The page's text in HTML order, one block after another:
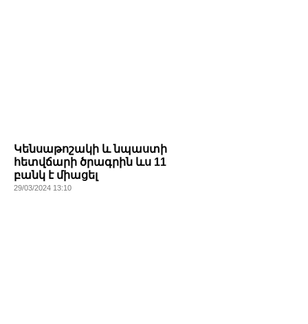
Կենսաթոշակի և նպաստի
հետվճարի ծրագրին ևս 11
բանկ է միացել
29/03/2024 13:10